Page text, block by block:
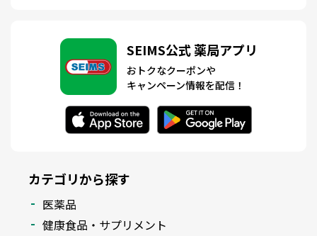
SEIMS公式 薬局アプリ
おトクなクーポンや
キャンペーン情報を配信！
カテゴリから探す
医薬品
健康食品・サプリメント